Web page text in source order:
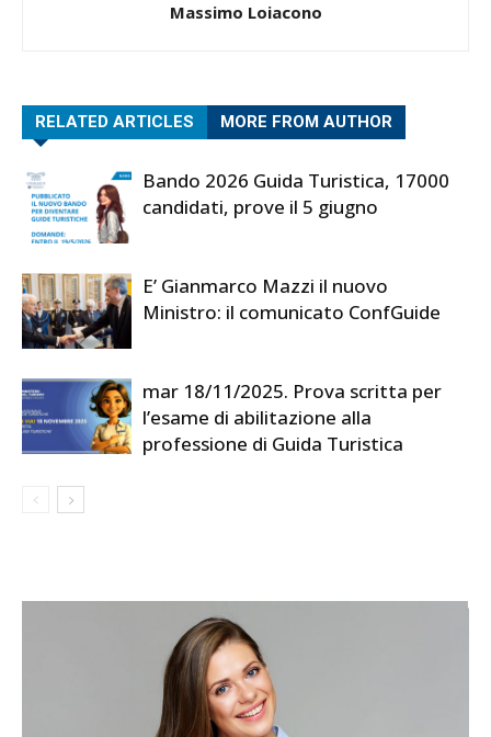
Massimo Loiacono
RELATED ARTICLES MORE FROM AUTHOR
Bando 2026 Guida Turistica, 17000
candidati, prove il 5 giugno
E’ Gianmarco Mazzi il nuovo
Ministro: il comunicato ConfGuide
mar 18/11/2025. Prova scritta per
l’esame di abilitazione alla
professione di Guida Turistica